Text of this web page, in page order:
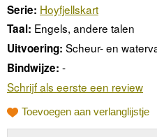
Serie: Hoyfjellskart
Taal: Engels, andere talen
Uitvoering: Scheur- en
Bindwijze: -
Schrijf als eerste een review
Toevoegen aan verlanglijstje